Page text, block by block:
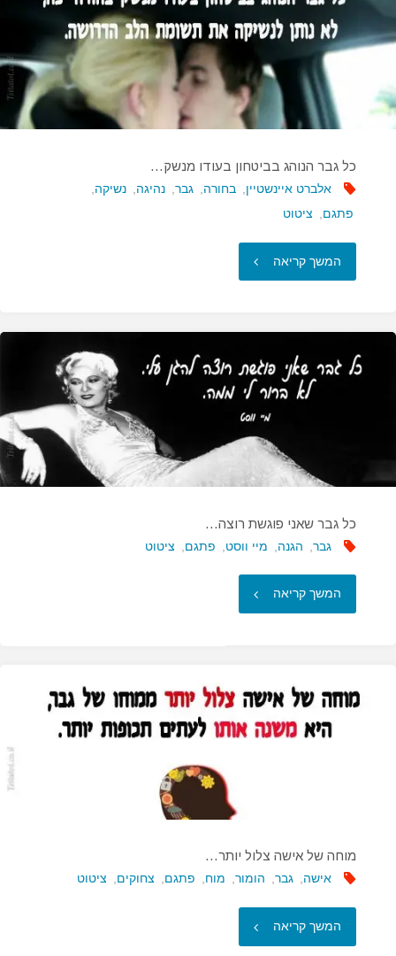
לידה…"
כל גבר הנוהג בביטחון בעודו מנשק…
אלברט איינשטיין בחורה גבר נהיגה נשיקה
פתגם
ציטוט
המשך קריאה "כל
הנוהג
בביטחון
בעודו
מנשק…"
כל גבר שאני פוגשת רוצה…
גבר הגנה מיי ווסט פתגם ציטוט
המשך קריאה "כל
פוגשת
מוחה של אישה צלול יותר…
אישה, גבר, הומור, מוח, פתגם, צחוקים, ציטוט
המשך קריאה "מוחה